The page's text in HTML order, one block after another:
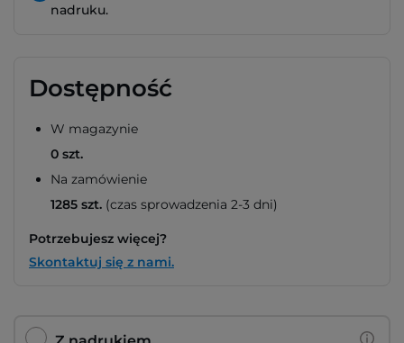
nadruku.
Dostępność
W magazynie
0 szt.
Na zamówienie
1285 szt. (czas sprowadzenia 2-3 dni)
Potrzebujesz więcej?
Skontaktuj się z nami.